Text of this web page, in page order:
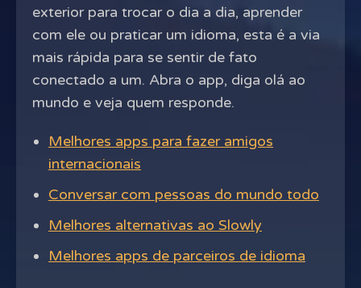
exterior para trocar o dia a dia, aprender
com ele ou praticar um idioma, esta é a via
mais rápida para se sentir de fato
conectado a um. Abra o app, diga olá ao
mundo e veja quem responde.
Melhores apps para fazer amigos
internacionais
Conversar com pessoas do mundo todo
Melhores alternativas ao Slowly
Melhores apps de parceiros de idioma